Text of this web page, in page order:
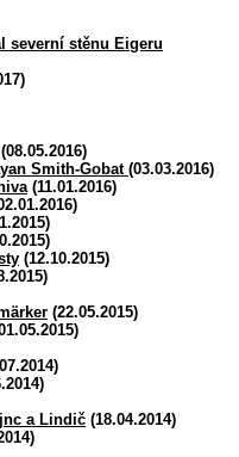
severní stěnu Eigeru
(08.05.2016)
Smith-Gobat (03.03.2016)
(11.01.2016)
(12.10.2015)
(22.05.2015)
a Lindič (18.04.2014)